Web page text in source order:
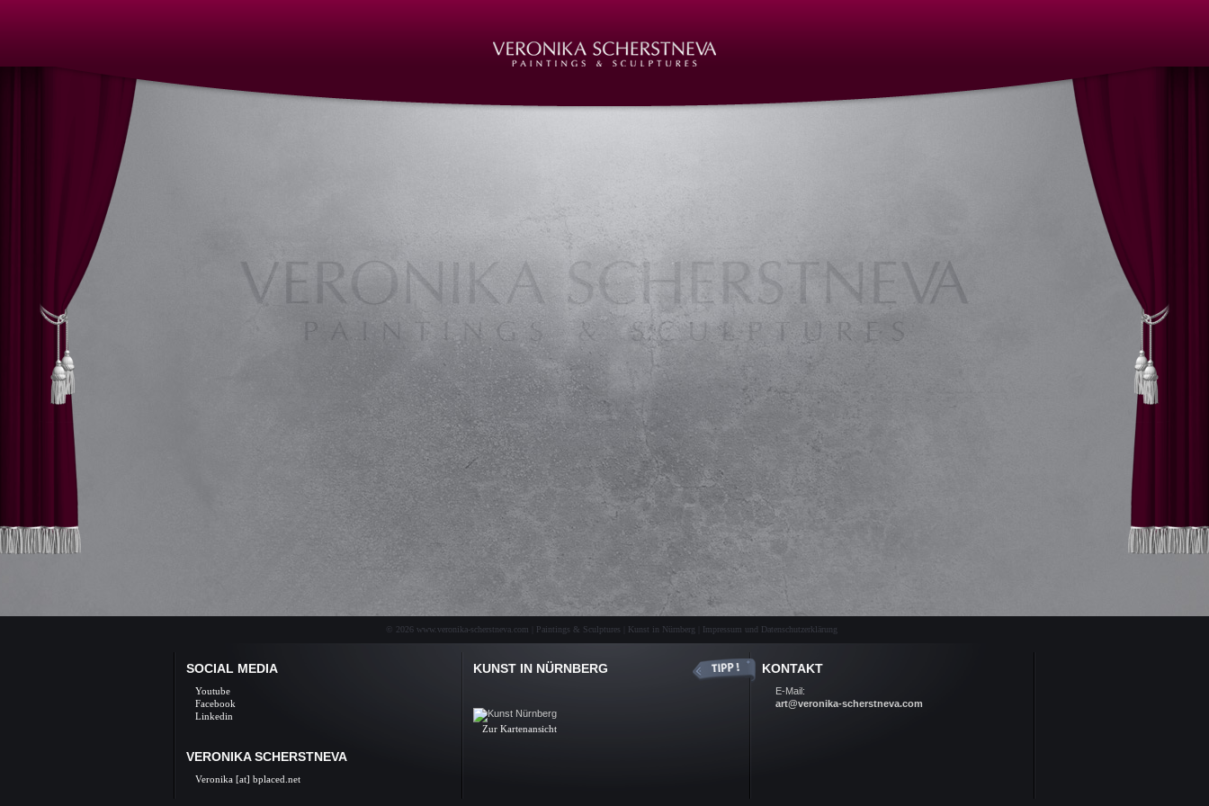
© 2026 www.veronika-scherstneva.com | Paintings & Sculptures | Kunst in Nürnberg | Impressum und Datenschutzerklärung
SOCIAL MEDIA
Youtube
Facebook
Linkedin
VERONIKA SCHERSTNEVA
Veronika [at] bplaced.net
KUNST IN NÜRNBERG
Zur Kartenansicht
KONTAKT
E-Mail:
art@veronika-scherstneva.com